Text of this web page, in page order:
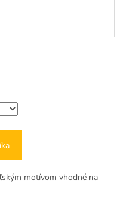
motívom vhodné na